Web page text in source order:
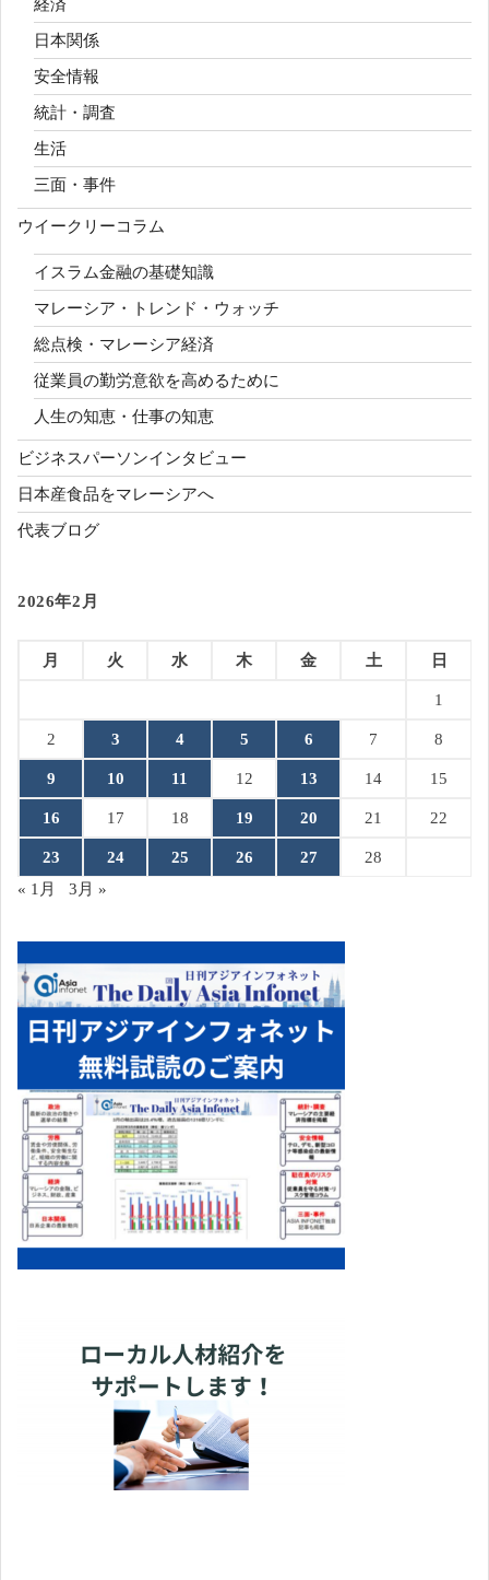
経済
日本関係
安全情報
統計・調査
生活
三面・事件
ウイークリーコラム
イスラム金融の基礎知識
マレーシア・トレンド・ウォッチ
総点検・マレーシア経済
従業員の勤労意欲を高めるために
人生の知恵・仕事の知恵
ビジネスパーソンインタビュー
日本産食品をマレーシアへ
代表ブログ
2026年2月
月 火 水 木 金 土 日
1
2 3 4 5 6 7 8
9 10 11 12 13 14 15
16 17 18 19 20 21 22
23 24 25 26 27
28
« 1月
3月 »